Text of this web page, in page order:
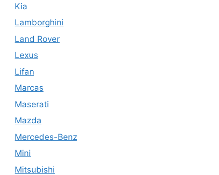
Kia
Lamborghini
Land Rover
Lexus
Lifan
Marcas
Maserati
Mazda
Mercedes-Benz
Mini
Mitsubishi